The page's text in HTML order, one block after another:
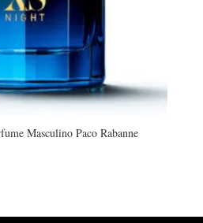
Masculino Paco Rabanne